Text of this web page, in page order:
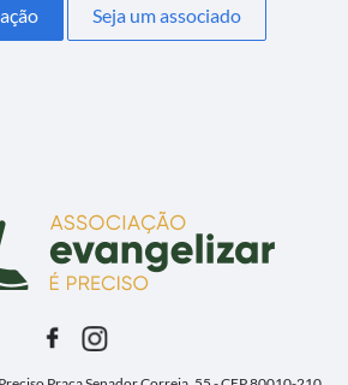
Seja um associado